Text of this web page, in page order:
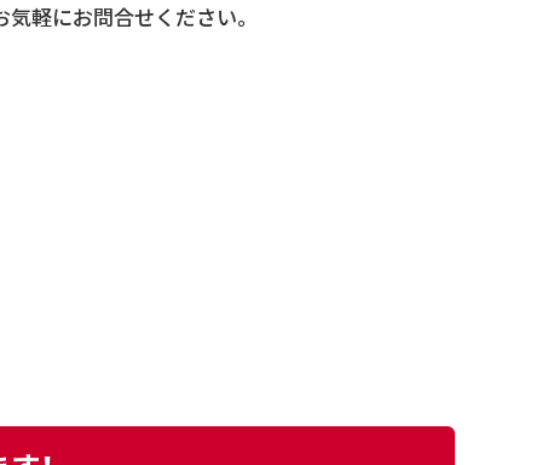
軽にお問合せください。